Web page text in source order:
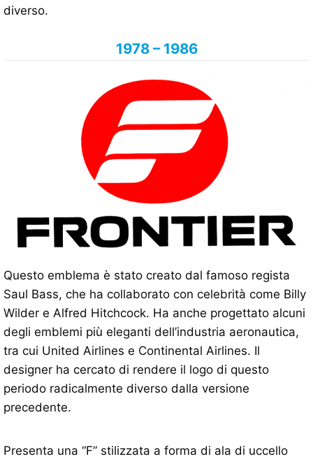
diverso.
1978 – 1986
Questo emblema è stato creato dal famoso regista
Saul Bass, che ha collaborato con celebrità come Billy
Wilder e Alfred Hitchcock. Ha anche progettato alcuni
degli emblemi più eleganti dell’industria aeronautica,
tra cui United Airlines e Continental Airlines. Il
designer ha cercato di rendere il logo di questo
periodo radicalmente diverso dalla versione
precedente.
Presenta una “F” stilizzata a forma di ala di uccello